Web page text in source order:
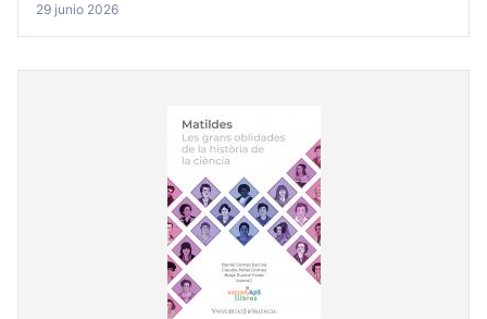
29 junio 2026